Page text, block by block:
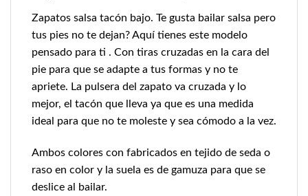
Zapatos salsa tacón bajo. Te gusta bailar salsa pero
tus pies no te dejan? Aquí tienes este modelo
pensado para ti . Con tiras cruzadas en la cara del
pie para que se adapte a tus formas y no te
apriete. La pulsera del zapato va cruzada y lo
mejor, el tacón que lleva ya que es una medida
ideal para que no te moleste y sea cómodo a la vez.
Ambos colores con fabricados en tejido de seda o
raso en color y la suela es de gamuza para que se
deslice al bailar.